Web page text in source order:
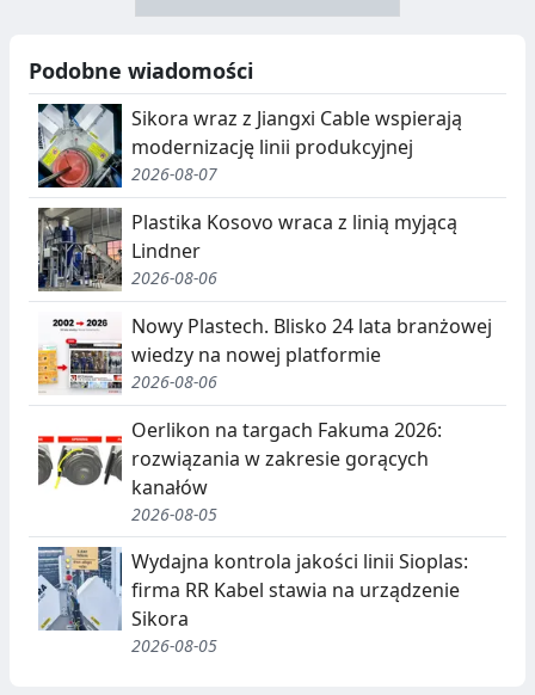
N
I
E
,
S
E
G
R
E
G
A
C
J
A
,
R
B
U
C
J
A
Podobne wiadomości
Sikora wraz z Jiangxi Cable wspierają
modernizację linii produkcyjnej
2026-08-07
Plastika Kosovo wraca z linią myjącą
Lindner
2026-08-06
Nowy Plastech. Blisko 24 lata branżowej
wiedzy na nowej platformie
2026-08-06
Oerlikon na targach Fakuma 2026:
rozwiązania w zakresie gorących
kanałów
2026-08-05
Wydajna kontrola jakości linii Sioplas:
firma RR Kabel stawia na urządzenie
Sikora
2026-08-05